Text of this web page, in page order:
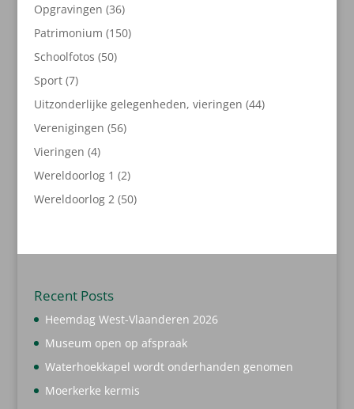
Opgravingen 3636
producten
Patrimonium 150150
Schoolfotos 5050
Sport 77
producten
Uitzonderlijke gelegenheden, vieringen 4444
Verenigingen 5656
Vieringen 44
producten
Wereldoorlog 1 22
producten
Wereldoorlog 2 5050
Recent Posts
Heemdag West-Vlaanderen 2026
Museum open op afspraak
Waterhoekkapel wordt onderhanden genomen
Moerkerke kermis